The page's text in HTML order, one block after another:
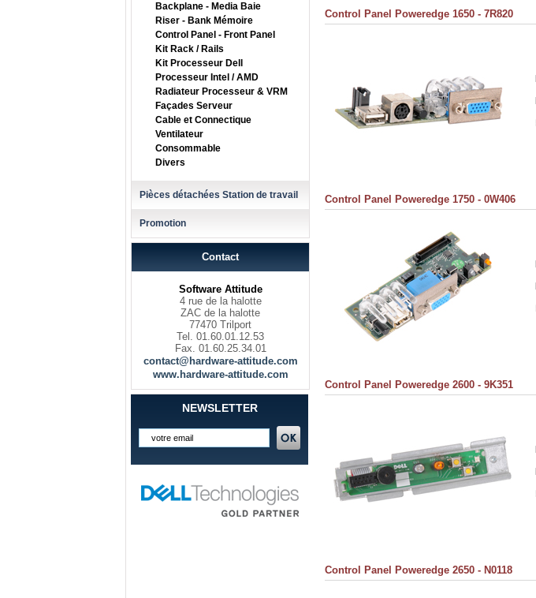
Backplane - Media Baie
Riser - Bank Mémoire
Control Panel - Front Panel
Kit Rack / Rails
Kit Processeur Dell
Processeur Intel / AMD
Radiateur Processeur & VRM
Façades Serveur
Cable et Connectique
Ventilateur
Consommable
Divers
Pièces détachées Station de travail
Promotion
Contact
Software Attitude
4 rue de la halotte
ZAC de la halotte
77470 Trilport
Tel. 01.60.01.12.53
Fax. 01.60.25.34.01
contact@hardware-attitude.com
www.hardware-attitude.com
NEWSLETTER
Control Panel Poweredge 1650 - 7R820
Control Panel Poweredge 1750 - 0W406
Control Panel Poweredge 2600 - 9K351
Control Panel Poweredge 2650 - N0118